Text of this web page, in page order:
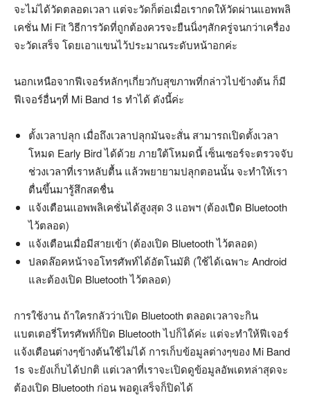
จะไม่ได้วัดตลอดเวลา แต่จะวัดก็ต่อเมื่อเรากดให้วัดผ่านแอพพลิ
เคชั่น Mi Fit วิธีการวัดที่ถูกต้องควรจะยืนนิ่งๆสักครู่จนกว่าเครื่อง
จะวัดเสร็จ โดยเอาแขนไว้ประมาณระดับหน้าอกค่ะ
นอกเหนือจากฟีเจอร์หลักๆเกี่ยวกับสุขภาพที่กล่าวไปข้างต้น ก็มี
ฟีเจอร์อื่นๆที่ Mi Band 1s ทำได้ ดังนี้ค่ะ
ตั้งเวลาปลุก เมื่อถึงเวลาปลุกมันจะสั่น สามารถเปิดตั้งเวลา
โหมด Early Bird ได้ด้วย ภายใต้โหมดนี้ เซ็นเซอร์จะตรวจจับ
ช่วงเวลาที่เราหลับตื้น แล้วพยายามปลุกตอนนั้น จะทำให้เรา
ตื่นขึ้นมารู้สึกสดชื่น
แจ้งเตือนแอพพลิเคชั่นได้สูงสุด 3 แอพฯ (ต้องเปืด Bluetooth
ไว้ตลอด)
แจ้งเตือนเมื่อมีสายเข้า (ต้องเปิด Bluetooth ไว้ตลอด)
ปลดล๊อคหน้าจอโทรศัพท์ได้อัตโนมัติ (ใช้ได้เฉพาะ Android
และต้องเปิด Bluetooth ไว้ตลอด)
การใช้งาน ถ้าใครกลัวว่าเปิด Bluetooth ตลอดเวลาจะกิน
แบตเตอรี่โทรศัพท์ก็ปิด Bluetooth ไปก็ได้ค่ะ แต่จะทำให้ฟีเจอร์
แจ้งเตือนต่างๆข้างต้นใช้ไม่ได้ การเก็บข้อมูลต่างๆของ Mi Band
1s จะยังเก็บได้ปกติ แต่เวลาที่เราจะเปิดดูข้อมูลอัพเดทล่าสุดจะ
ต้องเปิด Bluetooth ก่อน พอดูเสร็จก็ปิดได้